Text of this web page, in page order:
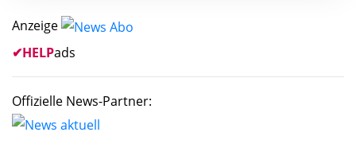
Anzeige
✔HELPads
Offizielle News-Partner: